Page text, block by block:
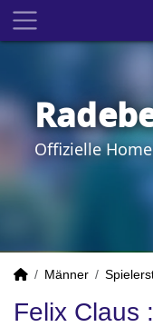
Offizielle
Männer
Felix Claus